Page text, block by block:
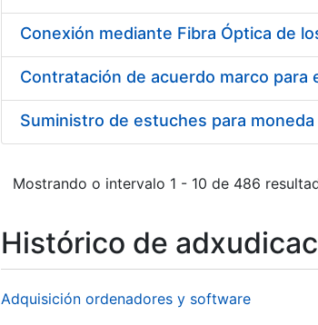
Suministro de estuches para
Mostrando o intervalo 1 - 10 de 486
Histórico de
Adquisición ordenadores y software